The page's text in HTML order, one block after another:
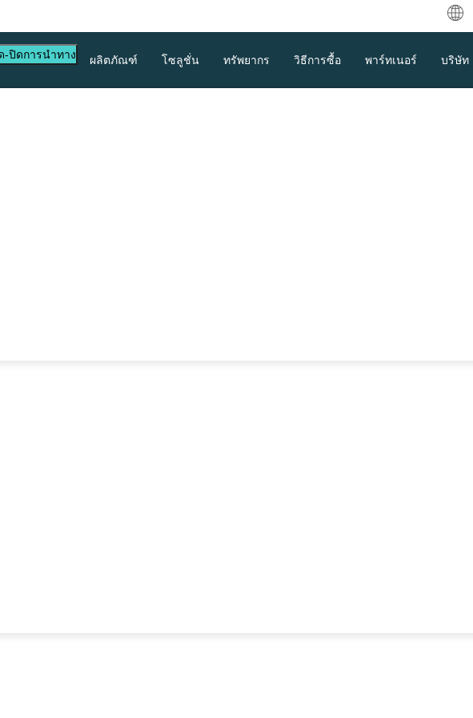
ผลิตภัณฑ์ โซลูชั่น ทรัพยากร วิธีการซื้อ พาร์ทเนอร์ บริษัท
-ปิดการนำทาง
แห่งชาติ ถนนหยุนฮวา เลขที่ 333 เขตเทคโนโลยีสูง เมืองเฉิงตู ประเทศจีน